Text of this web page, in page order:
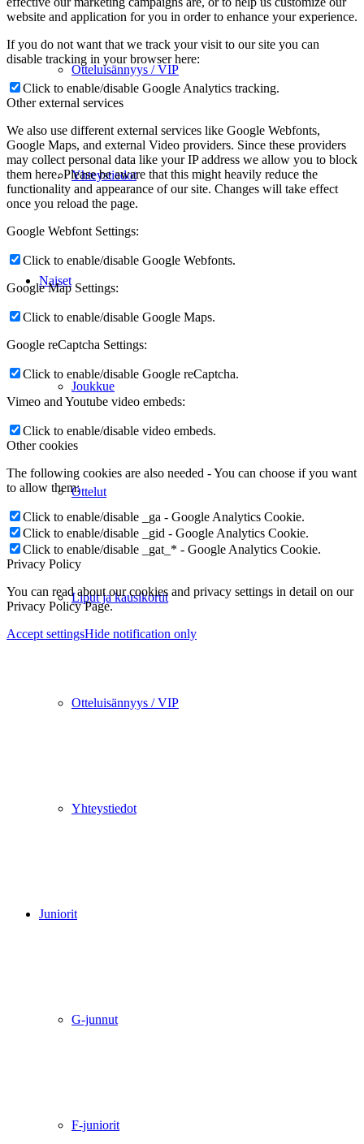
Otteluisännyys / VIP
Yhteystiedot
Naiset
Joukkue
Ottelut
Liput ja kausikortit
Otteluisännyys / VIP
Yhteystiedot
Juniorit
G-junnut
F-juniorit
website and application for you in order to enhance your experience.
If you do not want that we track your visit to our site you can
disable tracking in your browser here:
Click to enable/disable Google Analytics tracking.
Other external services
We also use different external services like Google Webfonts,
Google Maps, and external Video providers. Since these providers
may collect personal data like your IP address we allow you to block
them here. Please be aware that this might heavily reduce the
functionality and appearance of our site. Changes will take effect
once you reload the page.
Google Webfont Settings:
Click to enable/disable Google Webfonts.
Google Map Settings:
Click to enable/disable Google Maps.
Google reCaptcha Settings:
Click to enable/disable Google reCaptcha.
Vimeo and Youtube video embeds:
Click to enable/disable video embeds.
Other cookies
The following cookies are also needed - You can choose if you want
to allow them:
Click to enable/disable _ga - Google Analytics Cookie.
Click to enable/disable _gid - Google Analytics Cookie.
Click to enable/disable _gat_* - Google Analytics Cookie.
Privacy Policy
You can read about our cookies and privacy settings in detail on our
Privacy Policy Page.
Accept settingsHide notification only